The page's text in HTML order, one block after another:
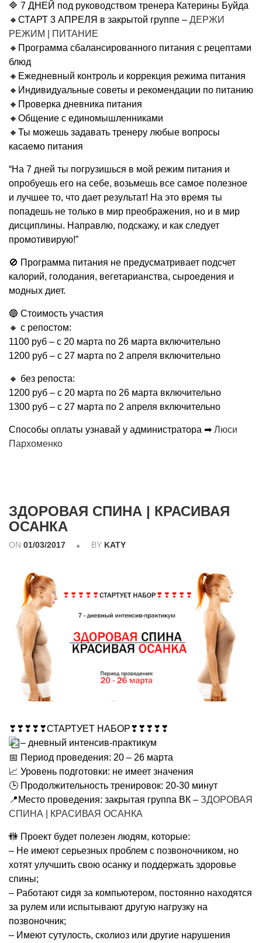
🔷 7 ДНЕЙ под руководством тренера Катерины Буйда
🔸СТАРТ 3 АПРЕЛЯ в закрытой группе – ДЕРЖИ
РЕЖИМ | ПИТАНИЕ
🔸Программа сбалансированного питания с рецептами
блюд
🔸Ежедневный контроль и коррекция режима питания
🔸Индивидуальные советы и рекомендации по питанию
🔸Проверка дневника питания
🔸Общение с единомышленниками
🔸Ты можешь задавать тренеру любые вопросы
касаемо питания
“На 7 дней ты погрузишься в мой режим питания и
опробуешь его на себе, возьмешь все самое полезное
и лучшее то, что дает результат! На это время ты
попадешь не только в мир преображения, но и в мир
дисциплины. Направлю, подскажу, и как следует
промотивирую!”
🚫 Программа питания не предусматривает подсчет
калорий, голодания, вегетарианства, сыроедения и
модных диет.
🔵 Стоимость участия
🔸 с репостом:
1100 руб – c 20 марта по 26 марта включительно
1200 руб – с 27 марта по 2 апреля включительно
🔸 без репоста:
1200 руб – c 20 марта по 26 марта включительно
1300 руб – с 27 марта по 2 апреля включительно
Способы оплаты узнавай у администратора ➡ Люси
Пархоменко
ЗДОРОВАЯ СПИНА | КРАСИВАЯ
ОСАНКА
ON 01/03/2017 BY KATY
❣❣❣❣❣СТАРТУЕТ НАБОР❣❣❣❣❣
– дневный интенсив-практикум
📅 Период проведения: 20 – 26 марта
📈 Уровень подготовки: не имеет значения
🕒 Продолжительность тренировок: 20-30 минут
📍Место проведения: закрытая группа ВК – ЗДОРОВАЯ
СПИНА | КРАСИВАЯ ОСАНКА
🚻 Проект будет полезен людям, которые:
– Не имеют серьезных проблем с позвоночником, но
хотят улучшить свою осанку и поддержать здоровье
спины;
– Работают сидя за компьютером, постоянно находятся
за рулем или испытывают другую нагрузку на
позвоночник;
– Имеют сутулость, сколиоз или другие нарушения